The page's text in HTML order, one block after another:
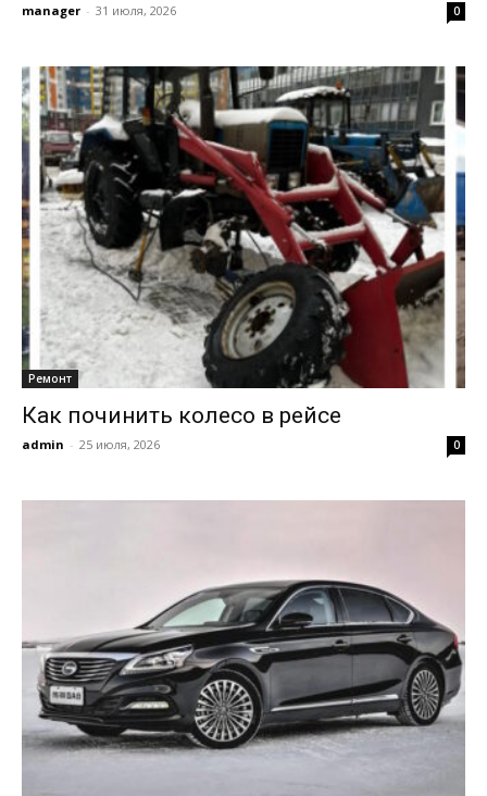
manager - 31 июля, 2026 0
Ремонт
Как починить колесо в рейсе
admin - 25 июля, 2026 0